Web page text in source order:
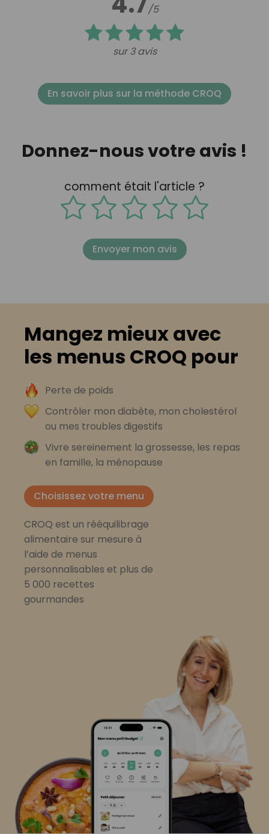
/5
sur 3 avis
En savoir plus sur la méthode CROQ
Donnez-nous votre avis !
comment était l'article ?
Envoyer mon avis
Mangez mieux avec
les menus CROQ pour
Perte de poids
Contrôler mon diabète, mon cholestérol
ou mes troubles digestifs
Vivre sereinement la grossesse, les repas
en famille, la ménopause
Choisissez votre menu
CROQ est un rééquilibrage
alimentaire sur mesure à
l’aide de menus
personnalisables et plus de
5 000 recettes
gourmandes